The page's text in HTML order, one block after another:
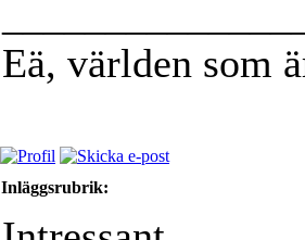
Eä, världen som
Inläggsrubrik: